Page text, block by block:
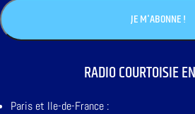
RADIO COURTOISIE
Paris et Ile-de-France :